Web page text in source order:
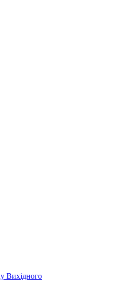
Вихідного